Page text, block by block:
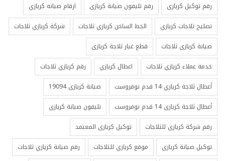
رقم توكيل كريازى
رقم تليفون صيانة كريازى
ارقام صيانه كريازي
تصليح ثلاجات كريازي
الخط الساخن كريازي ثلاجات
شركة كريازي ثلاجات
صيانة كريازى ثلاجات
قطع غيار ثلاجة كريازى
خدمة عملاء كريازي ثلاجات
اعطال كريازي
رقم كريازي ثلاجات
أعطال ثلاجة كريازي 14 قدم نوفروست
صيانة كريازى 19094
أعطال ثلاجة كريازى 14 قدم نوفروست
تليفون صيانة كريازى
رقم شركة كريازى للثلاجات
توكيل كريازى المعتمد
توكيل صيانة كريازى
موقع كريازي للثلاجات
رقم صيانة كريازي ثلاجات